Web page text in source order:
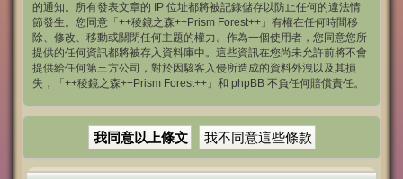
的通知。所有發表文章的 IP 位址都將被記錄儲存以防止任何的違法情
節發生。您同意「++稜鏡之森++Prism Forest++」有權在任何時間移
除、修改、移動或關閉任何主題的權力。作為一個使用者，您同意您所
提供的任何資訊都將被存入資料庫中。這些資訊在您尚未允許前將不會
提供給任何第三方公司，對於因駭客入侵所造成的資料外洩以及其損
失，「++稜鏡之森++Prism Forest++」和 phpBB 不負任何賠償責任。